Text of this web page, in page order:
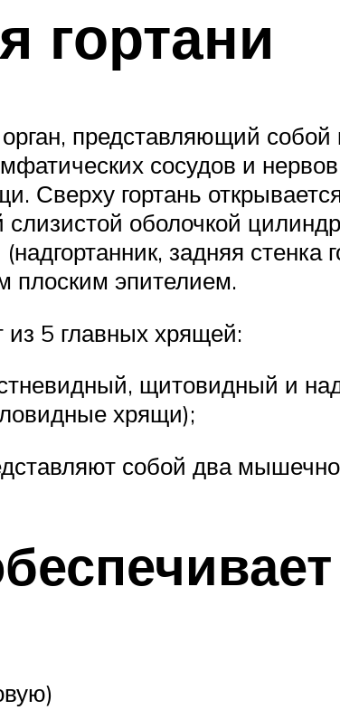
гортани
представляющий
сосудов и
Сверху гортань
слизистой оболочкой
задняя
плоским эпителием.
из 5 главных хрящей:
щитовидный и
хрящи);
собой два